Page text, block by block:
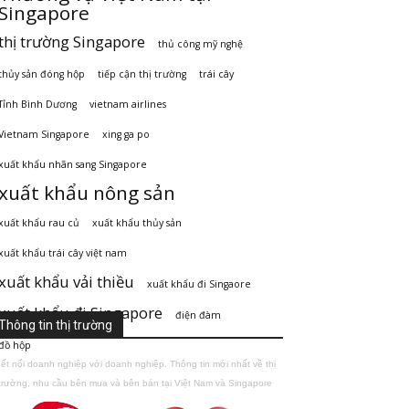
trường Singapore thủ công mỹ nghệ
sản đóng hộp tiếp cận thị trường trái cây
Bình Dương vietnam airlines
Singapore xing ga po
khẩu nhãn sang Singapore
khẩu nông sản
khẩu rau củ xuất khẩu thủy sản
khẩu trái cây việt nam
khẩu vải thiều xuất khẩu đi Singaore
khẩu đi Singapore điện đàm
hộp
tin thị trường
nối doanh nghiệp với doanh nghiệp. Thông tin mới nhất về thị
nhu cầu bên mua và bên bán tại Việt Nam và Singapore